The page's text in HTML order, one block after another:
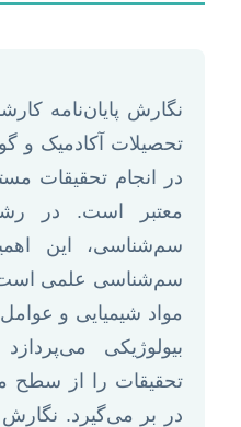
نگارش پایان‌نامه
تحصیلات آکادمیک و
در انجام تحقیقات
معتبر است. در
سم‌شناسی، این
سم‌شناسی علمی است
مواد شیمیایی و
بیولوژیکی
تحقیقات را از سطح
در بر می‌گیرد. نگارش